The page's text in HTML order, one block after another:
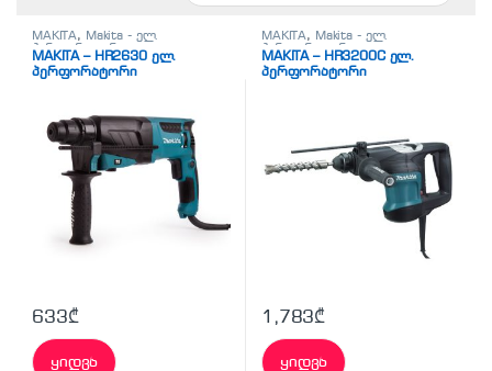
MAKITA, Makita - ელ.
პერფორატორი,ელ.
პერფორატორები SDS-plus
MAKITA – HR2630 ელ.
პერფორატორი
633₾
ყიდვა
MAKITA, Makita - ელ.
პერფორატორი,ელ.
პერფორატორები SDS-plus
MAKITA – HR3200C ელ.
პერფორატორი
1,783₾
ყიდვა